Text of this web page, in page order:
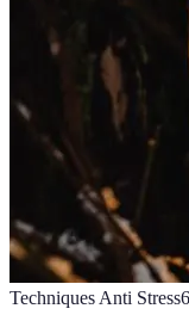
Techniques Anti Stress6